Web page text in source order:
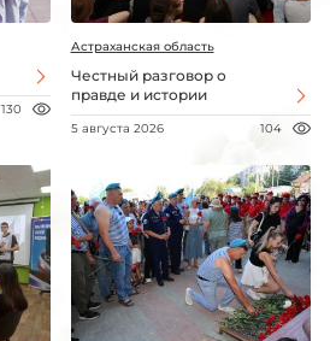
130
Астраханская область
Честный разговор о
правде и истории
5 августа 2026 104